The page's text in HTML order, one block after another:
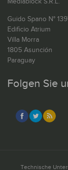
Guido Spano N°
Edificio Atrium
Villa Morra
1805 Asunción
Paraguay
Folgen Sie
Technische